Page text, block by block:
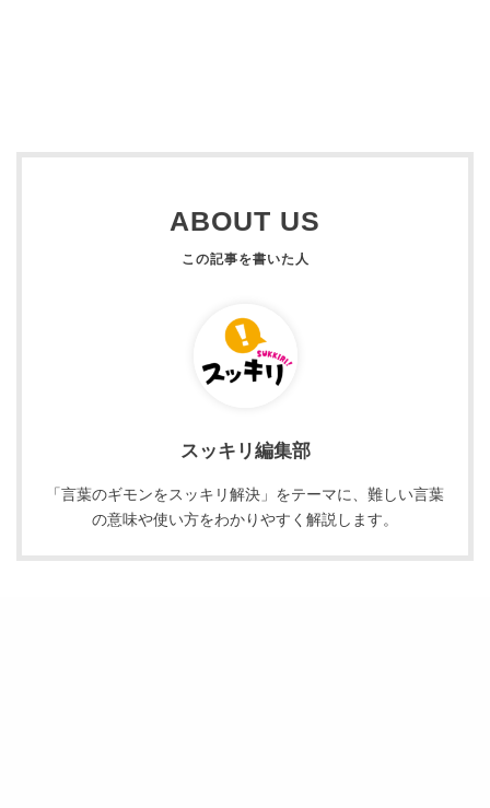
ABOUT US
スッキリ編集部
「言葉のギモンをスッキリ解決」をテーマに、難しい言葉
の意味や使い方をわかりやすく解説します。